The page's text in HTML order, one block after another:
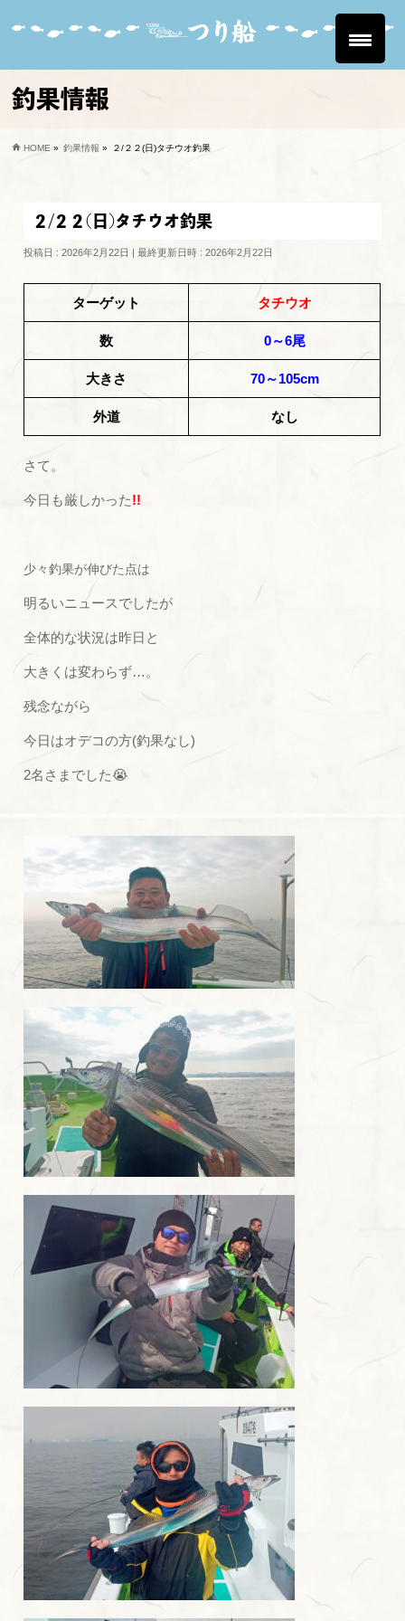
釣果情報
HOME » 釣果情報 » ２/２２(日)タチウオ釣果
２/２２(日)タチウオ釣果
投稿日 : 2026年2月22日 最終更新日時 : 2026年2月22日
ターゲット タチウオ
数 0～6尾
大きさ 70～105cm
外道 なし
さて。
今日も厳しかった!!
少々釣果が伸びた点は
明るいニュースでしたが
全体的な状況は昨日と
大きくは変わらず…。
残念ながら
今日はオデコの方(釣果なし)
2名さまでした😭